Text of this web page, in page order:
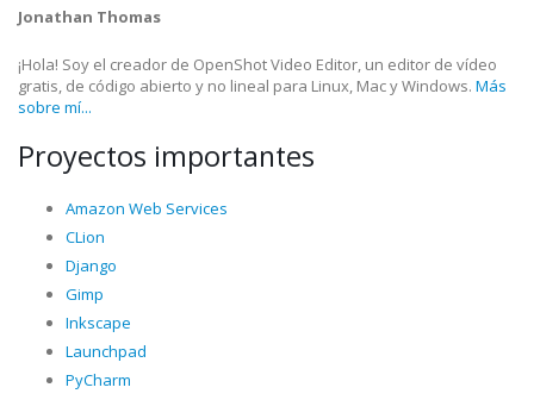
Jonathan Thomas
¡Hola! Soy el creador de OpenShot Video Editor, un editor de vídeo
gratis, de código abierto y no lineal para Linux, Mac y Windows. Más
sobre mí...
Proyectos importantes
Amazon Web Services
CLion
Django
Gimp
Inkscape
Launchpad
PyCharm